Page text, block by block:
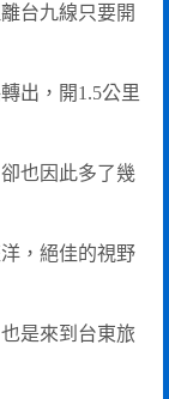
台九線只要開
出，開1.5公里
也因此多了幾
，絕佳的視野
是來到台東旅